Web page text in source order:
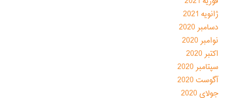
ژانویه 2021
دسامبر 2020
نوامبر 2020
اکتبر 2020
سپتامبر 2020
آگوست 2020
جولای 2020